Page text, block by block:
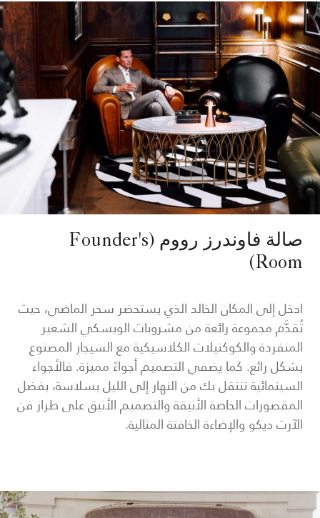
صالة فاوندرز رووم (Founder's
Room)
ادخل إلى المكان الخالد الذي يستحضر سحر الماضي، حيث
تُقدَّم مجموعة رائعة من مشروبات الويسكي الشعير
المنفردة والكوكتيلات الكلاسيكية مع السيجار المصنوع
بشكل رائع. كما يضفي التصميم أجواءً مميزة. فالأجواء
السينمائية تنتقل بك من النهار إلى الليل بسلاسة، بفضل
المقصورات الخاصة الأنيقة والتصميم الأنيق على طراز فن
الآرت ديكو والإضاءة الخافتة المثالية.